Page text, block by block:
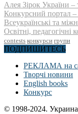
Алея Зірок України –
Конкурсний портал –
Всеукраїнські та
Освітні, педагогічні
contests конкурси групи
ПОДПИШИТЕСЬ
РЕКЛАМА на
Творчі новини
English books
Конкурс
© 1998-2024.